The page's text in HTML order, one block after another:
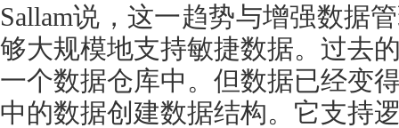
Sallam说，这一趋势与增强数据
够大规模地支持敏捷数据。过去
一个数据仓库中。但数据已经变
中的数据创建数据结构。它支持